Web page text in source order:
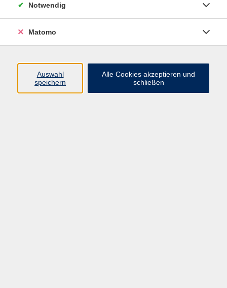
Erich-Kästner-Str. 5
65232 Taunusstein
info@vhs-rtk.de
Tel: 06128-92770
Notwendig
Matomo
Auswahl
speichern
Alle Cookies akzeptieren und
schließen